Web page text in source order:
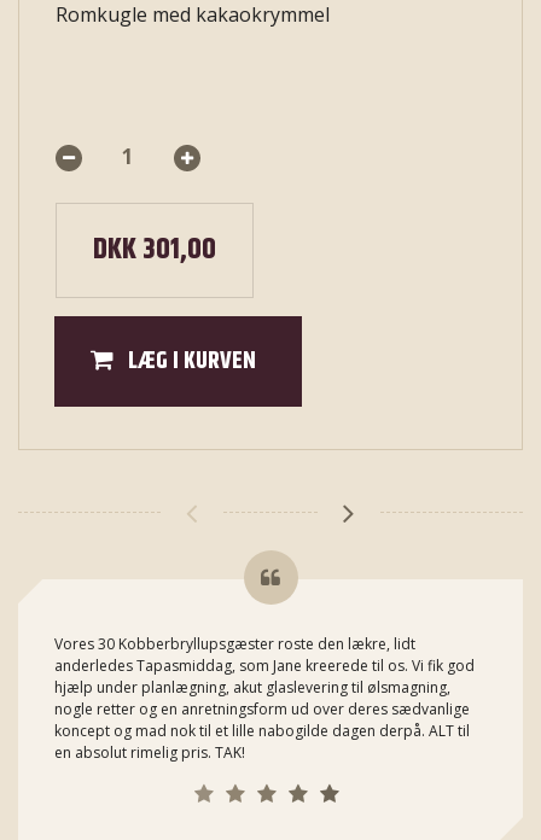
Romkugle med kakaokrymmel
DKK 301,00
LÆG I KURVEN
Vores 30 Kobberbryllupsgæster roste den lækre, lidt
anderledes Tapasmiddag, som Jane kreerede til os. Vi fik god
hjælp under planlægning, akut glaslevering til ølsmagning,
nogle retter og en anretningsform ud over deres sædvanlige
koncept og mad nok til et lille nabogilde dagen derpå. ALT til
en absolut rimelig pris. TAK!